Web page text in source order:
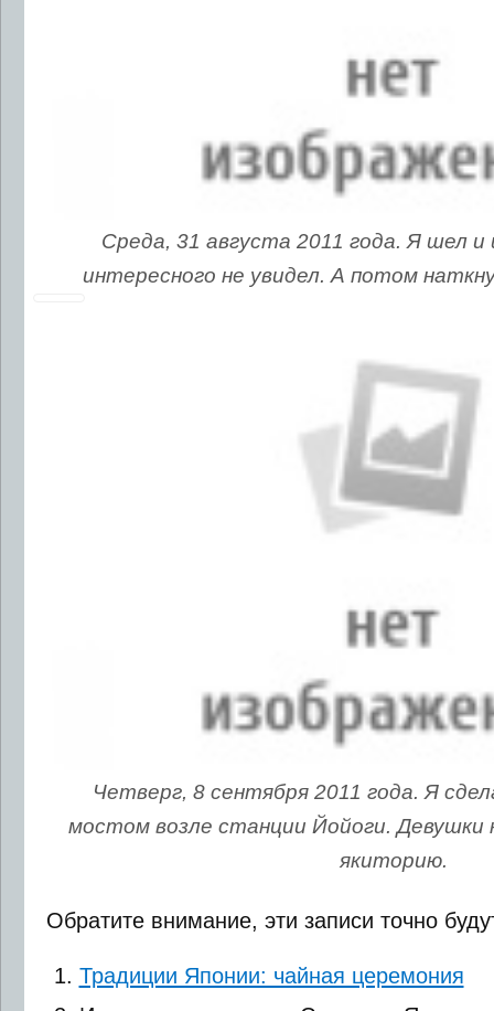
Среда, 31 августа 2011 года. Я шел и
интересного не увидел. А потом
Четверг, 8 сентября 2011 года. Я
мостом возле станции Йойоги.
якиторию.
Обратите внимание, эти записи точно
Традиции Японии: чайная церемония